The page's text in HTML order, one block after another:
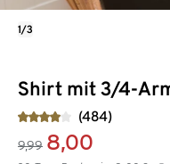
Shirt mit 3/4-
(484)
9,99 8,00
1/3